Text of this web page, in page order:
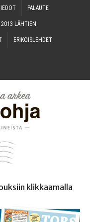
PALAU­TE
2013 LÄHTIEN
ERI­KOIS­LEH­DET
klikkaamalla